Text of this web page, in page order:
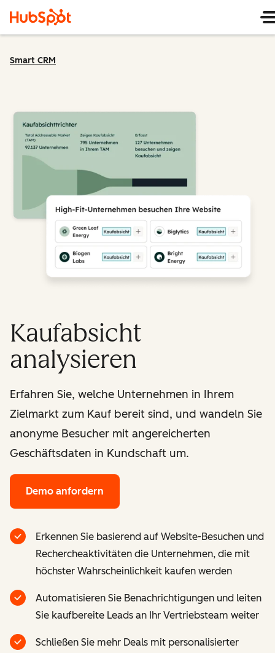
Smart CRM
Kaufabsicht
analysieren
Erfahren Sie, welche Unternehmen in Ihrem
Zielmarkt zum Kauf bereit sind, und wandeln Sie
anonyme Besucher mit angereicherten
Geschäftsdaten in Kundschaft um.
Demo anfordern
Erkennen Sie basierend auf Website-Besuchen und
Rechercheaktivitäten die Unternehmen, die mit
höchster Wahrscheinlichkeit kaufen werden
Automatisieren Sie Benachrichtigungen und leiten
Sie kaufbereite Leads an Ihr Vertriebsteam weiter
Schließen Sie mehr Deals mit personalisierter